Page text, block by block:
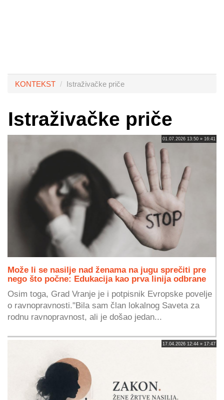
KONTEKST Istraživačke priče
Istraživačke priče
01.07.2026 13:50 » 16:41
Može li se nasilje nad ženama na jugu sprečiti pre
nego što počne: Edukacija kao prva linija odbrane
Osim toga, Grad Vranje je i potpisnik Evropske povelje
o ravnopravnosti."Bila sam član lokalnog Saveta za
rodnu ravnopravnost, ali je došao jedan...
17.04.2026 12:44 » 17:47